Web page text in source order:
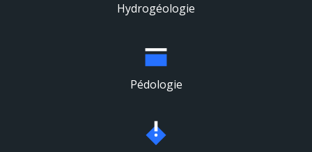
Hydrogéologie
Pédologie